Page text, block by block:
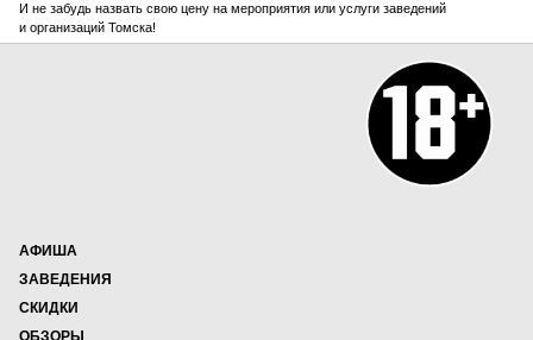
И не забудь назвать свою цену на мероприятия или услуги заведений
и организаций Томска!
АФИША
ЗАВЕДЕНИЯ
СКИДКИ
ОБЗОРЫ